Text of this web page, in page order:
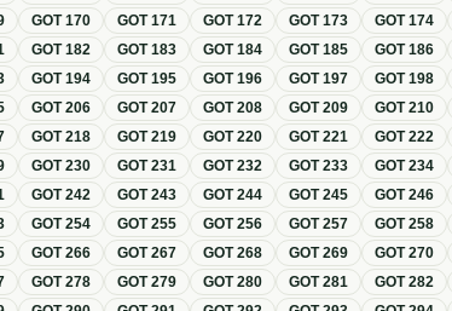
GOT170 GOT171 GOT172 GOT173 GOT174
GOT182 GOT183 GOT184 GOT185 GOT186
GOT194 GOT195 GOT196 GOT197 GOT198
GOT206 GOT207 GOT208 GOT209 GOT210
GOT218 GOT219 GOT220 GOT221 GOT222
GOT230 GOT231 GOT232 GOT233 GOT234
GOT242 GOT243 GOT244 GOT245 GOT246
GOT254 GOT255 GOT256 GOT257 GOT258
GOT266 GOT267 GOT268 GOT269 GOT270
GOT278 GOT279 GOT280 GOT281 GOT282